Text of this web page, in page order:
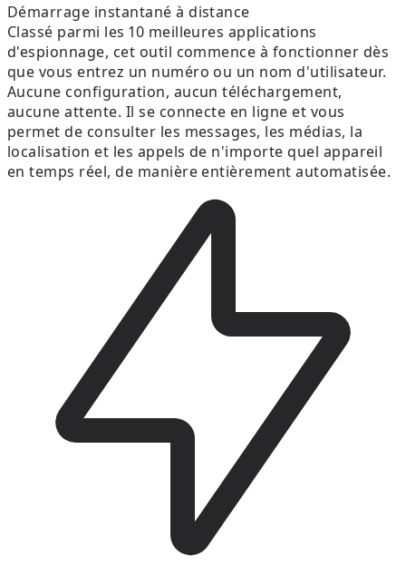
Démarrage instantané à distance
Classé parmi les 10 meilleures applications
d'espionnage, cet outil commence à fonctionner dès
que vous entrez un numéro ou un nom d'utilisateur.
Aucune configuration, aucun téléchargement,
aucune attente. Il se connecte en ligne et vous
permet de consulter les messages, les médias, la
localisation et les appels de n'importe quel appareil
en temps réel, de manière entièrement automatisée.